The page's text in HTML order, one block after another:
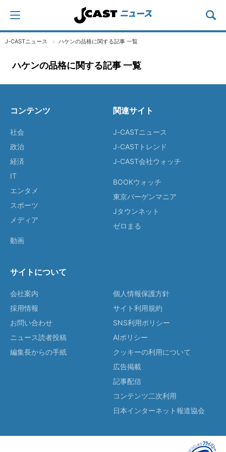
J-CASTニュース ハケンの品格に関する記事 一覧
ハケンの品格に関する記事 一覧
コンテンツ
社会
政治
経済
IT
エンタメ
スポーツ
メディア
動画
関連サイト
J-CASTニュース
J-CASTトレンド
J-CAST会社ウォッチ
BOOKウォッチ
東京バーゲンマニア
Jタウンネット
ゼロまる
サイトについて
会社案内
採用情報
お問い合わせ
ニュース読者投稿
編集長からの手紙
個人情報保護方針
サイト利用規約
SNS利用ポリシー
AIポリシー
クッキーの利用について
広告掲載
記事配信
コンテンツ二次利用
日本インターネット報道協会